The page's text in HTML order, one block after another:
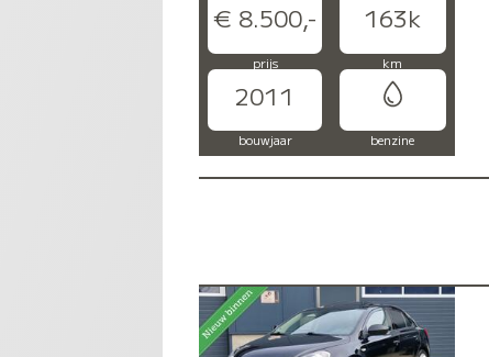
€ 8.500,- 163k
prijs km
2011
bouwjaar benzine